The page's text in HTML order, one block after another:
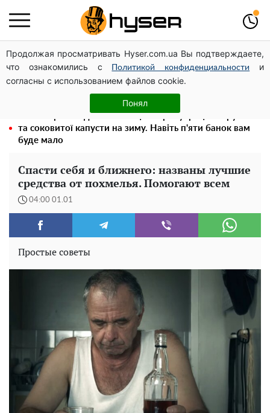
Продолжая просматривать Hyser.com.ua Вы подтверждаете,
что ознакомились с
Политикой конфиденциальности
и
согласны с использованием файлов cookie.
Понял
Посол ОБСЄ вдруге відвідав місце російського удару
по житловому будинку на Подолі
Гола Олена Тополя у цікавих позах змусила відвисати
щелепи: злив відео – було лише початком
та соковитої капусти на зиму. Навіть п'яти банок вам
буде мало
Спасти себя и ближнего: названы лучшие
средства от похмелья. Помогают всем
04:00 01.01
Простые советы